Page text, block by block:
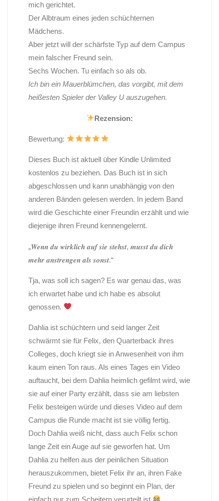
mich gerichtet.
Der Albtraum eines jeden schüchternen
Mädchens.
Aber jetzt will der schärfste Typ auf dem Campus
mein falscher Freund sein.
Sechs Wochen. Tu einfach so als ob.
Ich bin ein Mauerblümchen, das vorgibt, mit dem
heißesten Spieler der Valley U auszugehen.
Rezension:
Bewertung:
Dieses Buch ist aktuell über Kindle Unlimited
kostenlos zu beziehen. Das Buch ist in sich
abgeschlossen und kann unabhängig von den
anderen Bänden gelesen werden. In jedem Band
wird die Geschichte einer Freundin erzählt und wie
diejenige ihren Freund kennengelernt.
„𝑾𝒆𝒏𝒏 𝒅𝒖 𝒘𝒊𝒓𝒌𝒍𝒊𝒄𝒉 𝒂𝒖𝒇 𝒔𝒊𝒆 𝒔𝒕𝒆𝒉𝒔𝒕, 𝒎𝒖𝒔𝒔𝒕 𝒅𝒖 𝒅𝒊𝒄𝒉
𝒎𝒆𝒉𝒓 𝒂𝒏𝒔𝒕𝒓𝒆𝒏𝒈𝒆𝒏 𝒂𝒍𝒔 𝒔𝒐𝒏𝒔𝒕.“
Tja, was soll ich sagen? Es war genau das, was
ich erwartet habe und ich habe es absolut
genossen.
Dahlia ist schüchtern und seid langer Zeit
schwärmt sie für Felix, den Quarterback ihres
Colleges, doch kriegt sie in Anwesenheit von ihm
kaum einen Ton raus. Als eines Tages ein Video
auftaucht, bei dem Dahlia heimlich gefilmt wird, wie
sie auf einer Party erzählt, dass sie am liebsten
Felix besteigen würde und dieses Video auf dem
Campus die Runde macht ist sie völlig fertig.
Doch Dahlia weiß nicht, dass auch Felix schon
lange Zeit ein Auge auf sie geworfen hat. Um
Dahlia zu helfen aus der peinlichen Situation
herauszukommen, bietet Felix ihr an, ihren Fake
Freund zu spielen und so beginnt ein Plan, der